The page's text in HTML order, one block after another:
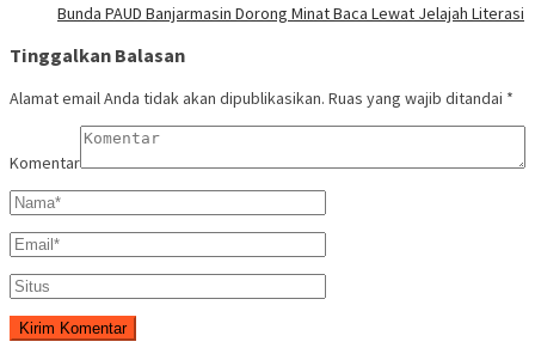
Bunda PAUD Banjarmasin Dorong Minat Baca Lewat Jelajah Literasi
Tinggalkan Balasan
Alamat email Anda tidak akan dipublikasikan. Ruas yang wajib ditandai *
Komentar